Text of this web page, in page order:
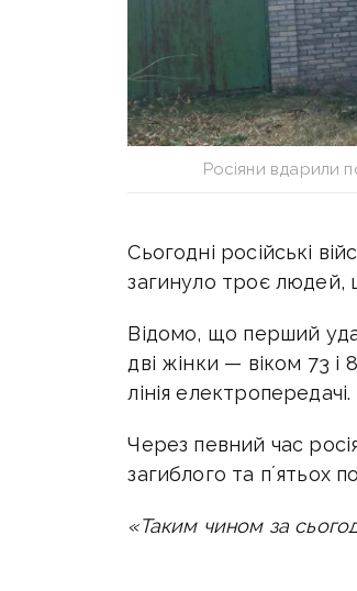
Росіяни вдарили
Сьогодні російські
загинуло троє людей,
Відомо, що перший
дві жінки — віком 73
лінія електропередачі.
Через певний час
загиблого та пʼятьох
«Таким чином за